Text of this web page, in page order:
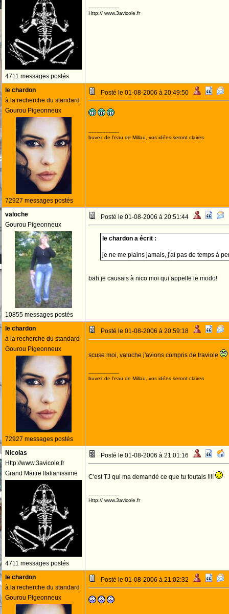
4711 messages postés
--------------------
Http:// www.3avicole.fr
le chardon
à la recherche du standard
Gourou Pigeonneux
72927 messages postés
Posté le 01-08-2006 à 20:49:50
--------------------
buvez de l'eau de Millau, vos idées seront claires
valoche
Gourou Pigeonneux
10855 messages postés
Posté le 01-08-2006 à 20:51:44
le chardon a écrit :
je ne me plains jamais, j'ai pas de temps à
bah je causais à nico moi qui appelle le modo!
le chardon
à la recherche du standard
Gourou Pigeonneux
72927 messages postés
Posté le 01-08-2006 à 20:59:18
scuse moi, valoche j'avions compris de traviole
--------------------
buvez de l'eau de Millau, vos idées seront claires
Nicolas
Http://www.3avicole.fr
Grand Maitre Italianissime
4711 messages postés
Posté le 01-08-2006 à 21:01:16
C'est TJ qui ma demandé ce que tu foutais !!!!
--------------------
Http:// www.3avicole.fr
le chardon
à la recherche du standard
Gourou Pigeonneux
Posté le 01-08-2006 à 21:02:32